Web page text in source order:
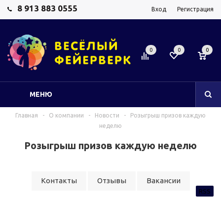
8 913 883 0555 Вход Регистрация
МЕНЮ
0 0 0
Главная - О компании - Новости -
Розыгрыш призов каждую
неделю
Розыгрыш призов каждую неделю
Контакты Отзывы Вакансии
RSS